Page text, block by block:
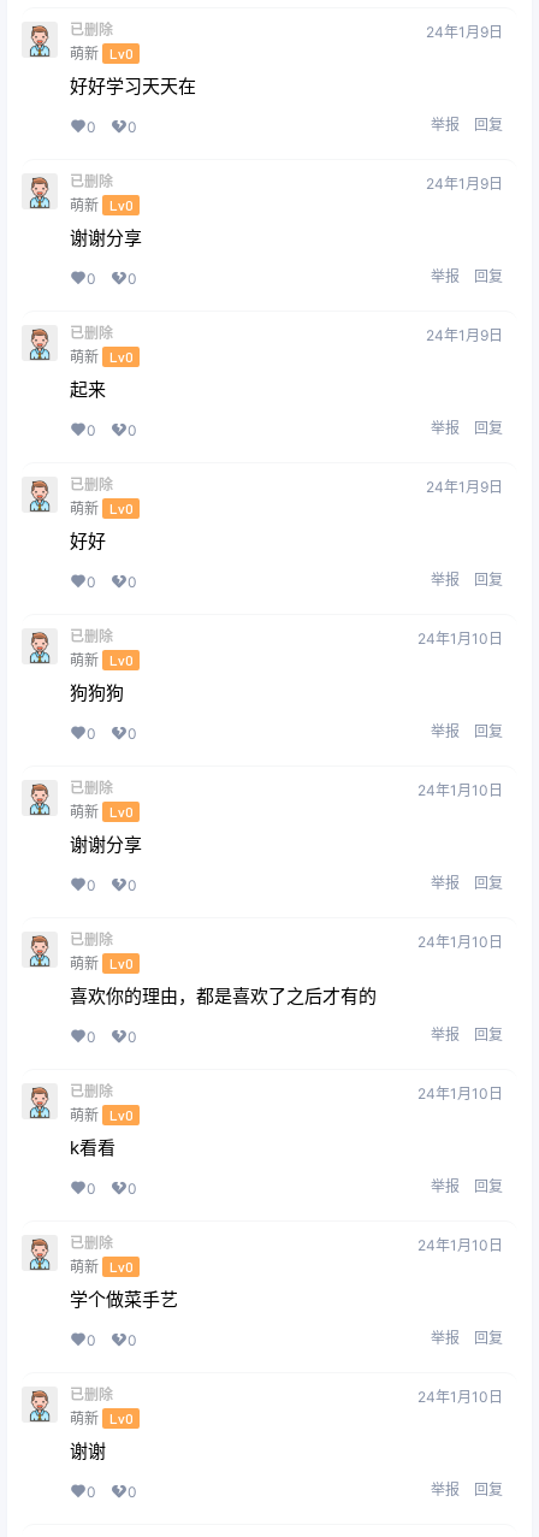
已删除
萌新 Lv0
24年1月9日
好好学习天天在
0 0 举报 回复
已删除
萌新 Lv0
24年1月9日
谢谢分享
0 0 举报 回复
已删除
萌新 Lv0
24年1月9日
起来
0 0 举报 回复
已删除
萌新 Lv0
24年1月9日
好好
0 0 举报 回复
已删除
萌新 Lv0
24年1月10日
狗狗狗
0 0 举报 回复
已删除
萌新 Lv0
24年1月10日
谢谢分享
0 0 举报 回复
已删除
萌新 Lv0
24年1月10日
喜欢你的理由，都是喜欢了之后才有的
0 0 举报 回复
已删除
萌新 Lv0
24年1月10日
k看看
0 0 举报 回复
已删除
萌新 Lv0
24年1月10日
学个做菜手艺
0 0 举报 回复
已删除
萌新 Lv0
24年1月10日
谢谢
0 0 举报 回复